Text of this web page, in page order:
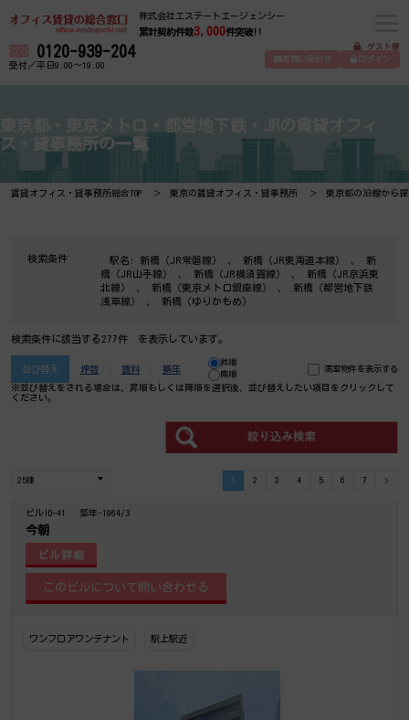
株式会社エステートエージェンシー
累計契約件数3,000件突破!!
0120-939-204
受付／平日9:00～19:00
ゲスト様
お問い合わせ
ログイン
ス・貸事務所の一覧
賃貸オフィス・貸事務所総合TOP 東京の賃貸オフィス・貸事務所 東京都の沿線から
検索条件 駅名: 新橋（JR常磐線） 新橋（JR東海道本線）
新
橋（JR山手線）
新橋（JR横須賀線）
新橋（JR京浜東
北線）
新橋（東京メトロ銀座線）
新橋（都営地下鉄
浅草線）
新橋（ゆりかもめ）
検索条件に該当する277件 を表示しています。
並び替え 坪数 賃料 築年
昇順
降順
満室物件を表示する
※並び替えをされる場合は、昇順もしくは降順を選択後、​並び替えしたい項目をクリックして
ください。
1 2 3 4 5 6 7 >
ビルID-41 築年-1964/3
今朝
ビル詳細
ワンフロアワンテナント 駅上駅近